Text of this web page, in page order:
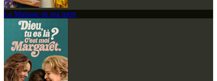
Le Mariage de ma mère